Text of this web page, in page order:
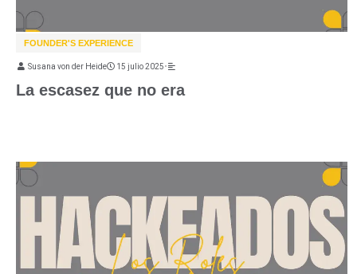
FOUNDER'S EXPERIENCE
La escasez que no era
Susana von der Heide 15 julio 2025•